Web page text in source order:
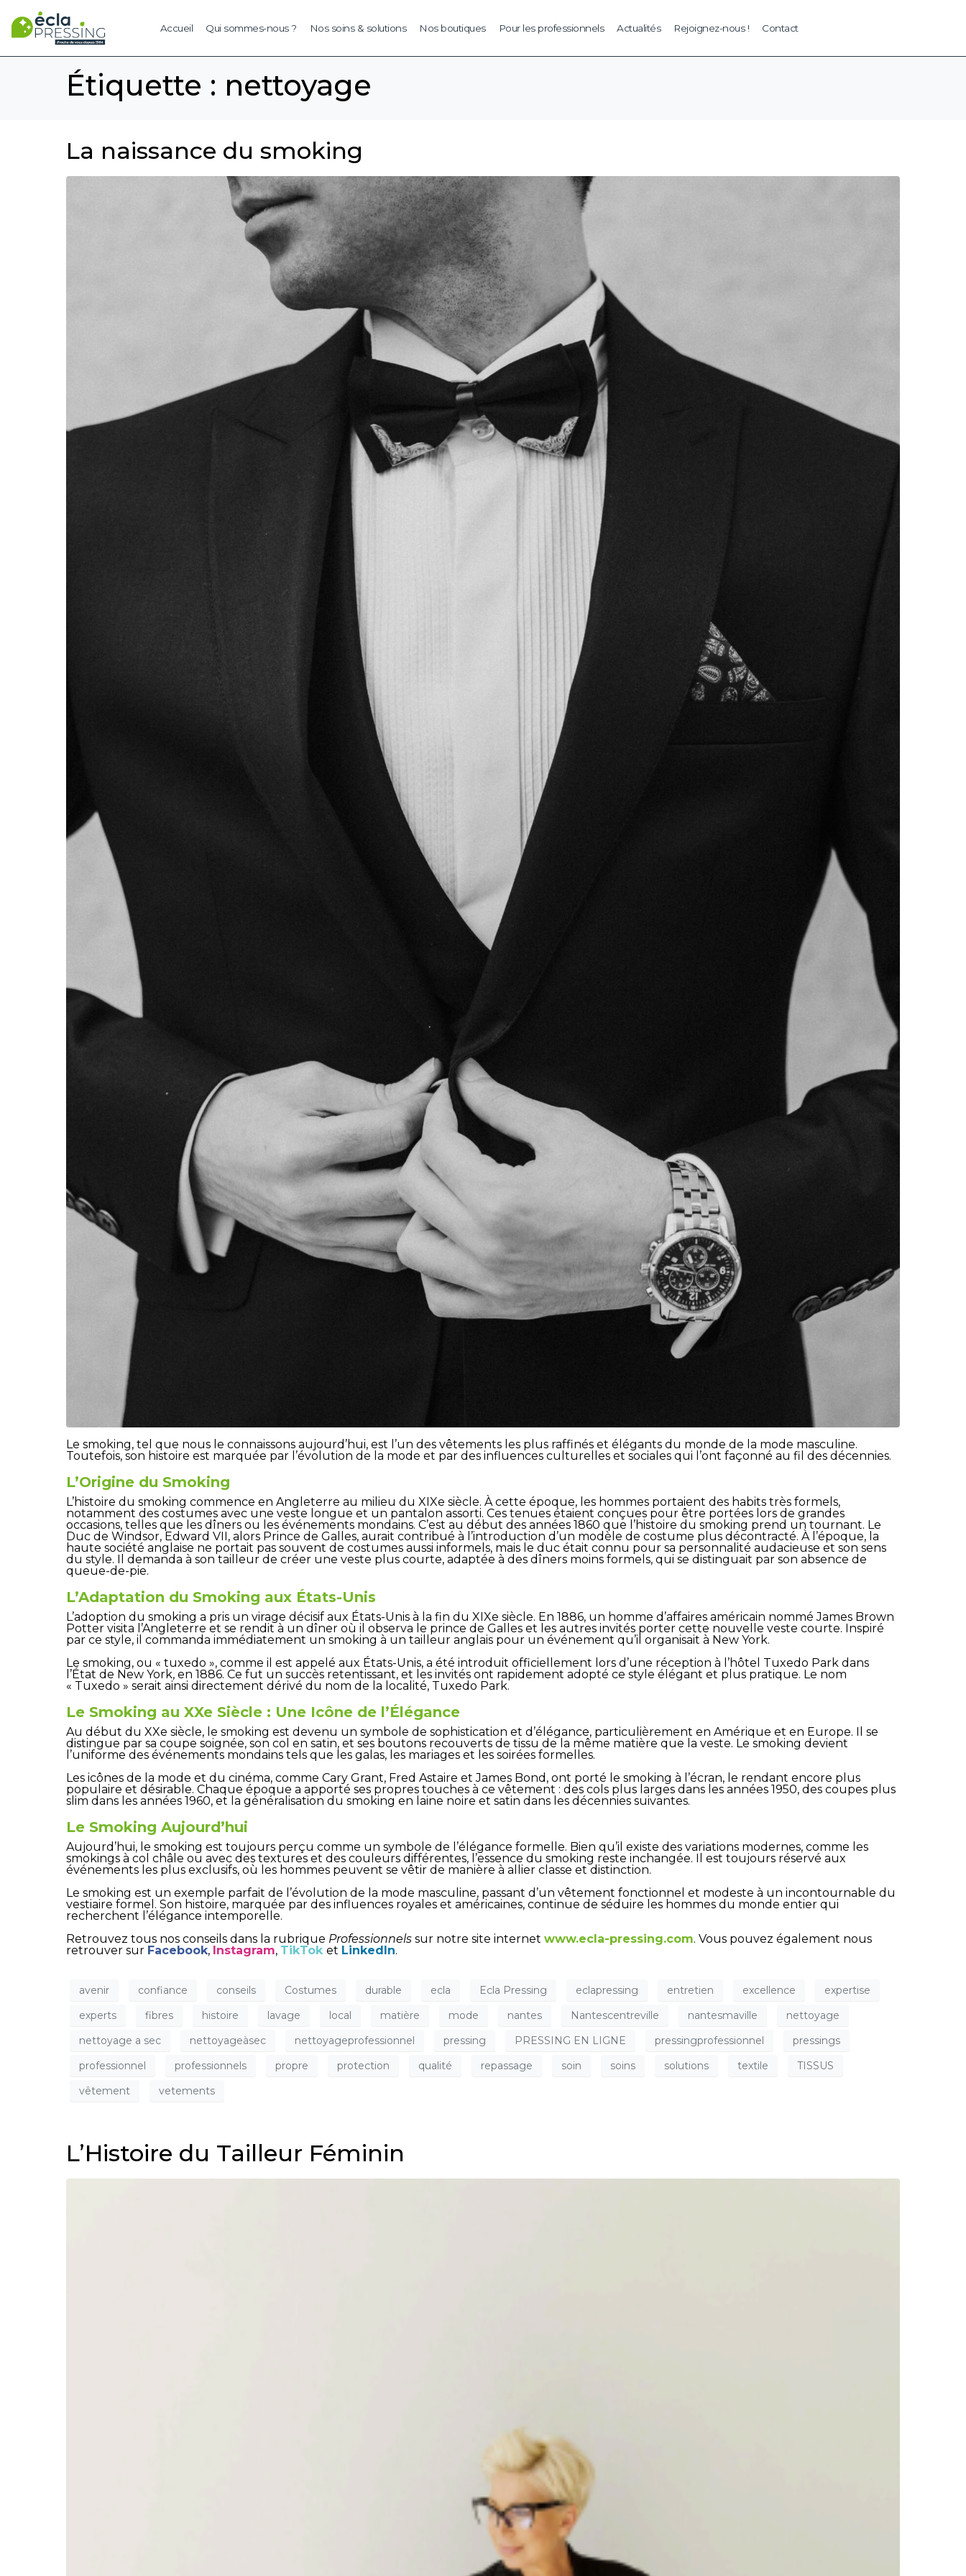
Accueil Qui sommes-nous ? Nos soins & solutions Nos boutiques Pour les professionnels Actualités Rejoignez-nous ! Contact
Étiquette : nettoyage
La naissance du smoking
Le smoking, tel que nous le connaissons aujourd’hui, est l’un des vêtements les plus raffinés et élégants du monde de la mode masculine.
Toutefois, son histoire est marquée par l’évolution de la mode et par des influences culturelles et sociales qui l’ont façonné au fil des décennies.
L’Origine du Smoking
L’histoire du smoking commence en Angleterre au milieu du XIXe siècle. À cette époque, les hommes portaient des habits très formels,
notamment des costumes avec une veste longue et un pantalon assorti. Ces tenues étaient conçues pour être portées lors de grandes
occasions, telles que les dîners ou les événements mondains. C’est au début des années 1860 que l’histoire du smoking prend un tournant. Le
Duc de Windsor, Edward VII, alors Prince de Galles, aurait contribué à l’introduction d’un modèle de costume plus décontracté. À l’époque, la
haute société anglaise ne portait pas souvent de costumes aussi informels, mais le duc était connu pour sa personnalité audacieuse et son sens
du style. Il demanda à son tailleur de créer une veste plus courte, adaptée à des dîners moins formels, qui se distinguait par son absence de
queue-de-pie.
L’Adaptation du Smoking aux États-Unis
L’adoption du smoking a pris un virage décisif aux États-Unis à la fin du XIXe siècle. En 1886, un homme d’affaires américain nommé James Brown
Potter visita l’Angleterre et se rendit à un dîner où il observa le prince de Galles et les autres invités porter cette nouvelle veste courte. Inspiré
par ce style, il commanda immédiatement un smoking à un tailleur anglais pour un événement qu’il organisait à New York.
Le smoking, ou « tuxedo », comme il est appelé aux États-Unis, a été introduit officiellement lors d’une réception à l’hôtel Tuxedo Park dans
l’État de New York, en 1886. Ce fut un succès retentissant, et les invités ont rapidement adopté ce style élégant et plus pratique. Le nom
« Tuxedo » serait ainsi directement dérivé du nom de la localité, Tuxedo Park.
Le Smoking au XXe Siècle : Une Icône de l’Élégance
Au début du XXe siècle, le smoking est devenu un symbole de sophistication et d’élégance, particulièrement en Amérique et en Europe. Il se
distingue par sa coupe soignée, son col en satin, et ses boutons recouverts de tissu de la même matière que la veste. Le smoking devient
l’uniforme des événements mondains tels que les galas, les mariages et les soirées formelles.
Les icônes de la mode et du cinéma, comme Cary Grant, Fred Astaire et James Bond, ont porté le smoking à l’écran, le rendant encore plus
populaire et désirable. Chaque époque a apporté ses propres touches à ce vêtement : des cols plus larges dans les années 1950, des coupes plus
slim dans les années 1960, et la généralisation du smoking en laine noire et satin dans les décennies suivantes.
Le Smoking Aujourd’hui
Aujourd’hui, le smoking est toujours perçu comme un symbole de l’élégance formelle. Bien qu’il existe des variations modernes, comme les
smokings à col châle ou avec des textures et des couleurs différentes, l’essence du smoking reste inchangée. Il est toujours réservé aux
événements les plus exclusifs, où les hommes peuvent se vêtir de manière à allier classe et distinction.
Le smoking est un exemple parfait de l’évolution de la mode masculine, passant d’un vêtement fonctionnel et modeste à un incontournable du
vestiaire formel. Son histoire, marquée par des influences royales et américaines, continue de séduire les hommes du monde entier qui
recherchent l’élégance intemporelle.
Retrouvez tous nos conseils dans la rubrique Professionnels sur notre site internet www.ecla-pressing.com. Vous pouvez également nous
retrouver sur Facebook, Instagram, TikTok et LinkedIn.
avenir confiance conseils Costumes durable ecla Ecla Pressing eclapressing entretien excellence
expertise
experts
fibres histoire lavage local matière mode nantes Nantescentreville nantesmaville
nettoyage
nettoyage a sec
nettoyageàsec nettoyageprofessionnel pressing PRESSING EN LIGNE pressingprofessionnel
pressings
professionnel
professionnels propre protection qualité repassage soin soins solutions textile
TISSUS
vêtement
vetements
L’Histoire du Tailleur Féminin